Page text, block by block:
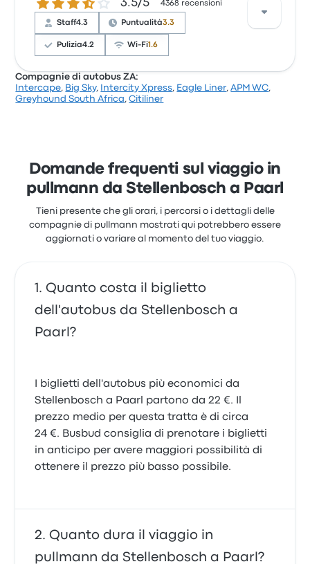
rimasti particolarmente soddisfatti per l'accesso al
biglietto e lo staff, ma spesso si sono lamentati per il
Wi-Fi. I prezzi dei biglietti di Intercape per questo
viaggio partono da 20 €
3.5 su 5 stelle 3.5/5 4368 recensioni
Staff4.3 Puntualità3.3
Pulizia4.2 Wi-Fi1.6
Sulla base di 4368 recensioni, la compagnia è stata
viaggio partono da 20 €
Compagnie di autobus ZA:
Intercape, Big Sky, Intercity Xpress, Eagle Liner,APM WC,
Greyhound South Africa,Citiliner
Domande frequenti sul viaggio in
pullmann da Stellenbosch a Paarl
Tieni presente che gli orari, i percorsi o i dettagli delle
compagnie di pullmann mostrati qui potrebbero essere
aggiornati o variare al momento del tuo viaggio.
Quanto costa il biglietto
dell'autobus da Stellenbosch a
Paarl?
I biglietti dell'autobus più economici da
Stellenbosch a Paarl partono da 22 €. Il
prezzo medio per questa tratta è di circa
24 €. Busbud consiglia di prenotare i biglietti
in anticipo per avere maggiori possibilità di
ottenere il prezzo più basso possibile.
Quanto dura il viaggio in
pullmann da Stellenbosch a Paarl?